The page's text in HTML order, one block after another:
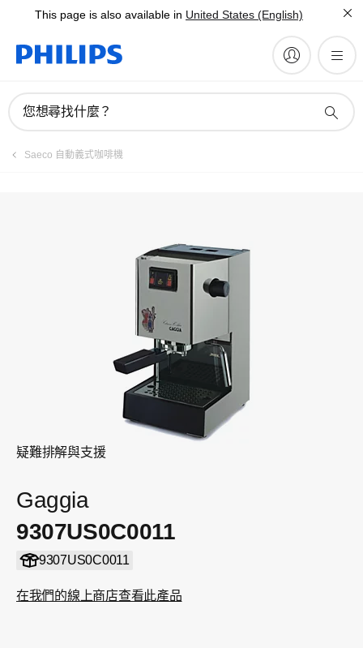
This page is also available in United States (English)
您想尋找什麼？
Saeco 自動義式咖啡機
疑難排解與支援
Gaggia
9307US0C0011
9307US0C0011
在我們的線上商店查看此產品